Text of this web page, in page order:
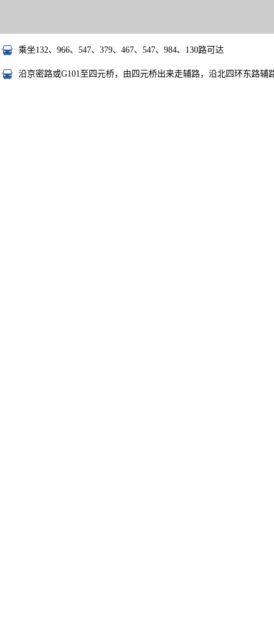
乘坐132、966、547、379、467、547、984、130路可达
沿京密路或G101至四元桥，由四元桥出来走辅路，沿北四环东路